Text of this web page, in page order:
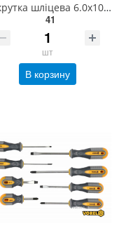
Викрутка шліцева 6.0х100мм СТАНДАРТ SDSL0610 СТАНДАРТ
41
шт
В корзину